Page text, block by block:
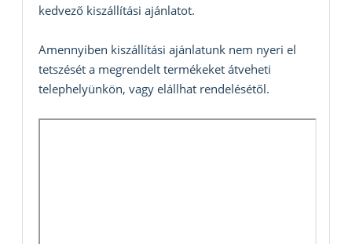
kedvező kiszállítási ajánlatot.
Amennyiben kiszállítási ajánlatunk nem nyeri el
tetszését a megrendelt termékeket átveheti
telephelyünkön, vagy elállhat rendelésétől.